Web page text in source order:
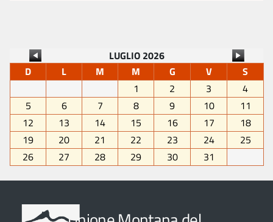
LUGLIO 2026
D
L M M G V
S
1
2 3
4
5
6 7 8 9 10
11
12
13 14 15 16 17
18
19
20 21 22 23 24
25
26
27 28 29 30 31